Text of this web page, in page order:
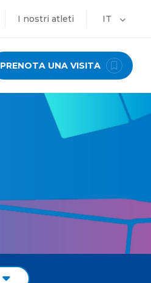
I nostri atleti IT
PRENOTA UNA VISITA